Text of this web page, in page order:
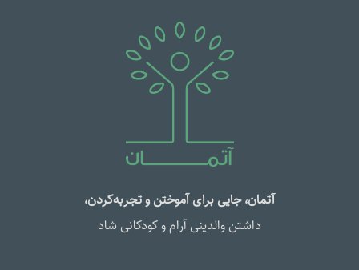
آتمان، جایی برای آموختن و تجربه‌کردن،
داشتن والدینی آرام و کودکانی شاد